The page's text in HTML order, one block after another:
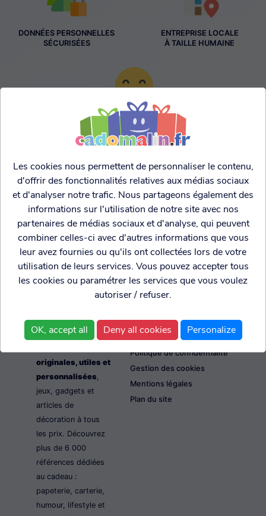
DONNÉES PERSONNELLES
SÉCURISÉES
ENTREPRISE LOCALE
À TAILLE HUMAINE
TARIFS AGRESSIFS &
FRANCO LEGER
boutique
spécialisée dans
originales, utiles et
personnalisées,
jeux, gadgets et
articles de
décoration à tous
les prix. Découvrez
plus de 6 000
références dédiées
au cadeau :
papeterie, carterie,
humour, lifestyle et
Conditions générales de
Politique de confidentialité
Gestion des cookies
Mentions légales
Plan du site
Les cookies nous permettent de personnaliser le contenu,
d'offrir des fonctionnalités relatives aux médias sociaux
et d'analyser notre trafic. Nous partageons également des
informations sur l'utilisation de notre site avec nos
partenaires de médias sociaux et d'analyse, qui peuvent
combiner celles-ci avec d'autres informations que vous
leur avez fournies ou qu'ils ont collectées lors de votre
utilisation de leurs services. Vous pouvez accepter tous
les cookies ou paramétrer les services que vous voulez
autoriser / refuser.
OK, accept all Deny all cookies Personalize